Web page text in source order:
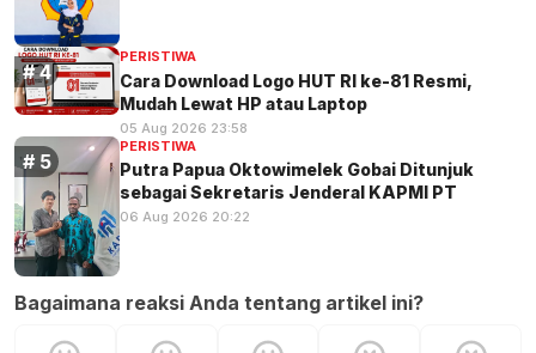
PERISTIWA
Cara Download Logo HUT RI ke-81 Resmi,
Mudah Lewat HP atau Laptop
05 Aug 2026 23:58
PERISTIWA
Putra Papua Oktowimelek Gobai Ditunjuk
sebagai Sekretaris Jenderal KAPMI PT
06 Aug 2026 20:22
Bagaimana reaksi Anda tentang artikel ini?